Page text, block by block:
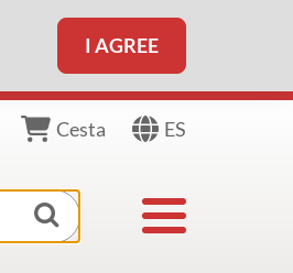
I AGREE
Cesta ES
Toggle